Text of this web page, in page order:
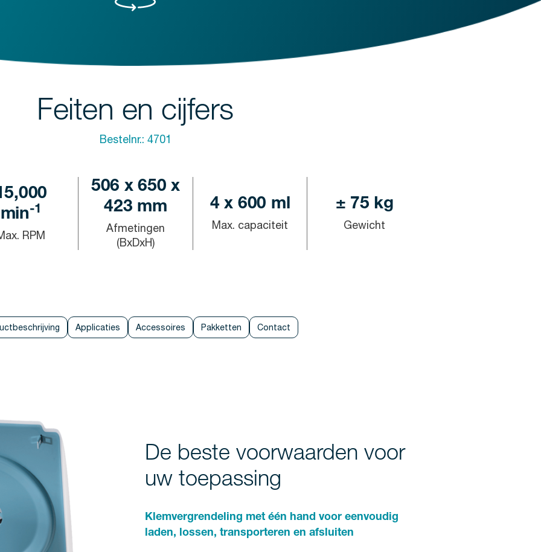
Feiten en cijfers
Bestelnr.: 4701
min-1
RPM
506 x 650 x
423 mm
Afmetingen
(BxDxH)
4 x 600 ml
Max. capaciteit
± 75 kg
Gewicht
Applicaties Accessoires Pakketten Contact
De beste voorwaarden voor
uw toepassing
Klemvergrendeling met één hand voor eenvoudig
laden, lossen, transporteren en afsluiten